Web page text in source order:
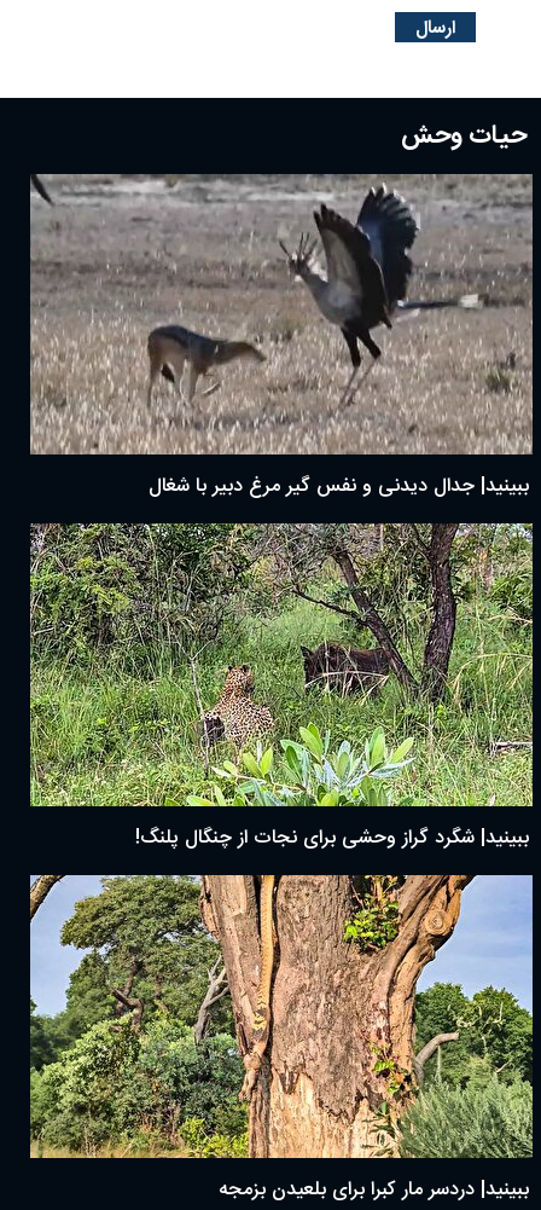
حیات وحش
ببینید| جدال دیدنی و نفس گیر مرغ دبیر با شغال
ببینید| شگرد گراز وحشی برای نجات از چنگال پلنگ!
ببینید| دردسر مار کبرا برای بلعیدن بزمجه